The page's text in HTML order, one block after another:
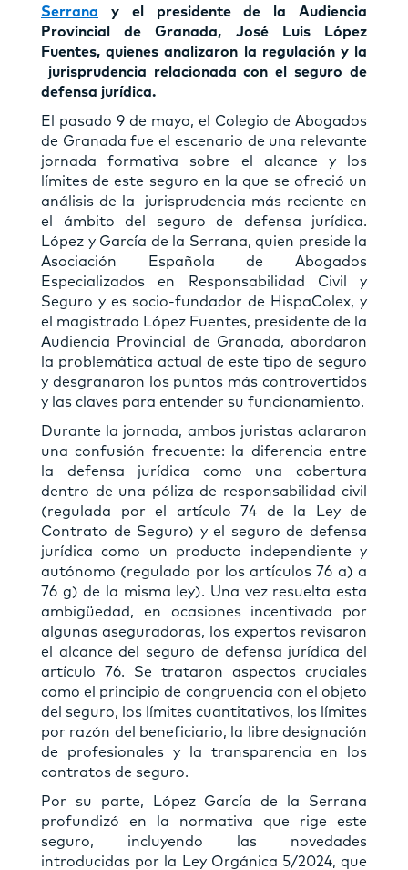
Serrana y el presidente de la Audiencia
Provincial de Granada, José Luis López
Fuentes, quienes analizaron la regulación y la
jurisprudencia relacionada con el seguro de
defensa jurídica.
El pasado 9 de mayo, el Colegio de Abogados
de Granada fue el escenario de una relevante
jornada formativa sobre el alcance y los
límites de este seguro en la que se ofreció un
análisis de la jurisprudencia más reciente en
el ámbito del seguro de defensa jurídica.
López y García de la Serrana, quien preside la
Asociación Española de Abogados
Especializados en Responsabilidad Civil y
Seguro y es socio-fundador de HispaColex, y
el magistrado López Fuentes, presidente de la
Audiencia Provincial de Granada, abordaron
la problemática actual de este tipo de seguro
y desgranaron los puntos más controvertidos
y las claves para entender su funcionamiento.
Durante la jornada, ambos juristas aclararon
una confusión frecuente: la diferencia entre
la defensa jurídica como una cobertura
dentro de una póliza de responsabilidad civil
(regulada por el artículo 74 de la Ley de
Contrato de Seguro) y el seguro de defensa
jurídica como un producto independiente y
autónomo (regulado por los artículos 76 a) a
76 g) de la misma ley). Una vez resuelta esta
ambigüedad, en ocasiones incentivada por
algunas aseguradoras, los expertos revisaron
el alcance del seguro de defensa jurídica del
artículo 76. Se trataron aspectos cruciales
como el principio de congruencia con el objeto
del seguro, los límites cuantitativos, los límites
por razón del beneficiario, la libre designación
de profesionales y la transparencia en los
contratos de seguro.
Por su parte, López García de la Serrana
profundizó en la normativa que rige este
seguro, incluyendo las novedades
introducidas por la Ley Orgánica 5/2024, que